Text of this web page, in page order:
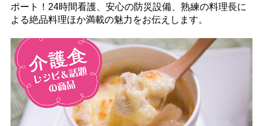
ポート！24時間看護、安心の防災設備、熟練の料理長に
よる絶品料理ほか満載の魅力をお伝えします。